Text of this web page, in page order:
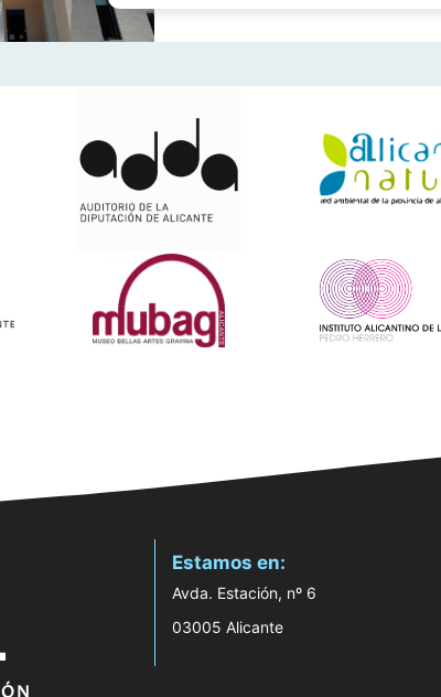
Estamos en:
Avda. Estación, nº 6
03005 Alicante